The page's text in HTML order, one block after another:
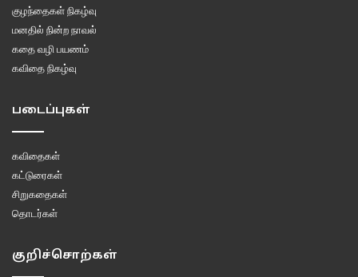
குழந்தைகள் நிகழ்வு
மனதில் நின்ற நாவல்
கதை வழி பயணம்
கவிதை நிகழ்வு
படைப்புகள்
கவிதைகள்
கட்டுரைகள்
சிறுகதைகள்
தொடர்கள்
குறிச்சொற்கள்